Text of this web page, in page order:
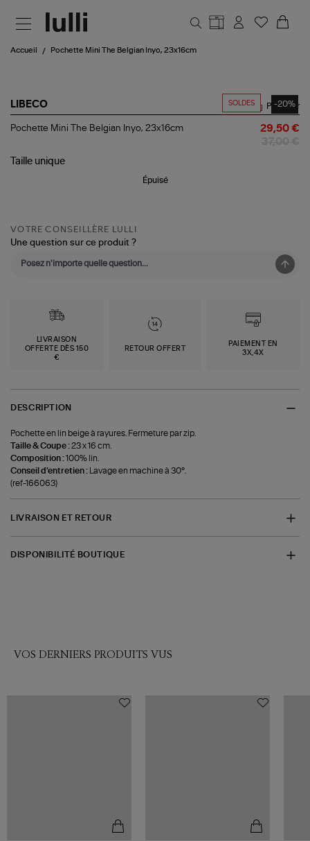
Accueil Pochette Mini The Belgian Inyo, 23x16cm
SOLDES -20%
LIBECO
Pochette
Belgian
Partager
Pochette Mini The Belgian Inyo, 23x16cm 29,50 €
Taille unique
Épuisé
VOTRE CONSEILLÈRE LULLI
Une question sur ce produit ?
LIVRAISON
OFFERTE DÈS 150
€
RETOUR OFFERT
PAIEMENT EN
3X,4X
DESCRIPTION
Pochette en lin beige à rayures. Fermeture par zip.
Taille & Coupe :23 x 16 cm.
Composition :100% lin.
Conseil d'entretien :
Lavage en machine à 30°.
(ref-166063)
LIVRAISON ET RETOUR
DISPONIBILITÉ BOUTIQUE
VOS DERNIERS PRODUITS VUS